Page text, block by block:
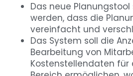
Das neue
werden, dass die
vereinfacht und
Das System soll die
Bearbeitung von
Kostenstellendaten